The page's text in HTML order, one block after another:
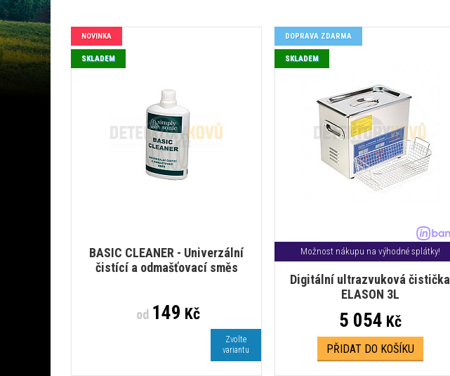
BASIC CLEANER - Univerzální
čistící a odmašťovací směs
NOVINKA
SKLADEM
od149 Kč
Zvolte
variantu
Možnost nákupu na výhodné splátky!
Digitální ultrazvuková čistička
ELASON 3L
DOPRAVA ZDARMA
SKLADEM
5 054 Kč
PŘIDAT DO KOŠÍKU